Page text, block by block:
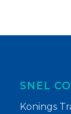
SNEL
Konings